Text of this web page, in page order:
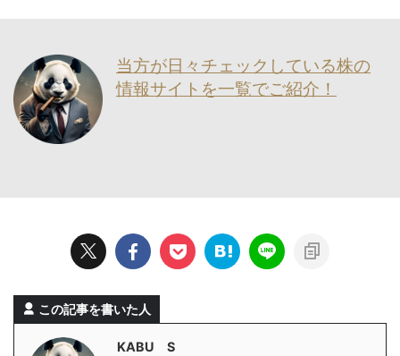
当方が日々チェックしている株の
情報サイトを一覧でご紹介！
この記事を書いた人
KABU S